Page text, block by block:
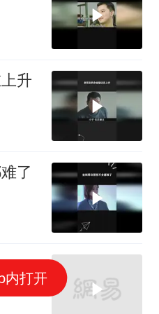
升
了
内打开